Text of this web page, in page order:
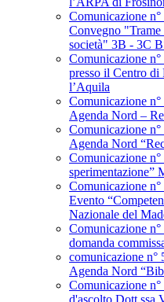
Comunicazione
Convegno
società" 3B - 3C
Comunicazione
presso il Centro di
l’Aquila
Comunicazione
Agenda Nord –
Comunicazione
Agenda Nord
Comunicazione
Comunicazione
Evento
Nazionale del
Comunicazione
domanda
comunicazione n°
Agenda Nord
Comunicazione